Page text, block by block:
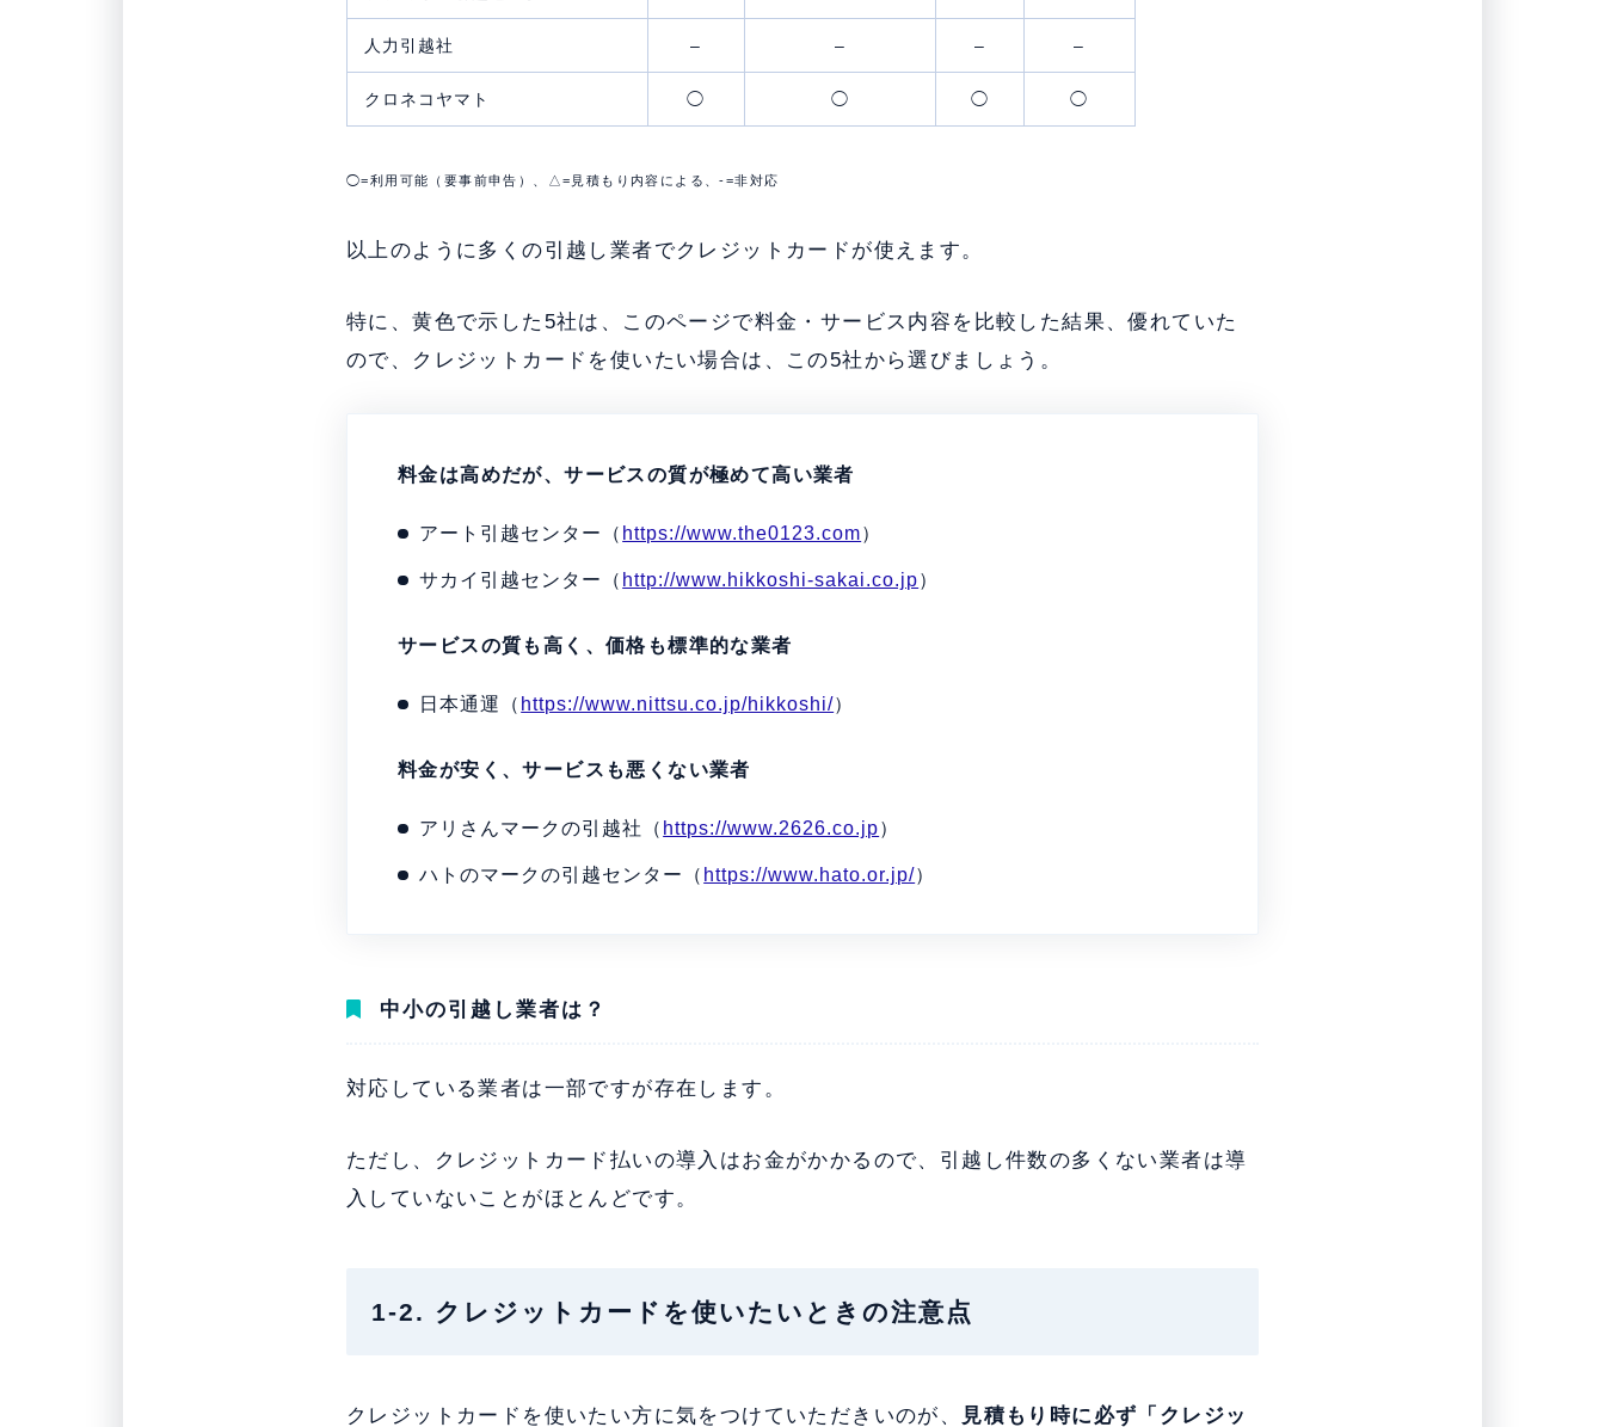
人力引越社 – – – –
クロネコヤマト ◯ ◯ ◯ ◯
◯=利用可能（要事前申告）、△=見積もり内容による、-=非対応
以上のように多くの引越し業者でクレジットカードが使えます。
特に、黄色で示した5社は、このページで料金・サービス内容を比較した結果、優れていた
ので、クレジットカードを使いたい場合は、この5社から選びましょう。
料金は高めだが、サービスの質が極めて高い業者
アート引越センター（ https://www.the0123.com）
サカイ引越センター（ http://www.hikkoshi-sakai.co.jp）
サービスの質も高く、価格も標準的な業者
日本通運（ https://www.nittsu.co.jp/hikkoshi/）
料金が安く、サービスも悪くない業者
アリさんマークの引越社（ https://www.2626.co.jp）
ハトのマークの引越センター（ https://www.hato.or.jp/）
中小の引越し業者は？
対応している業者は一部ですが存在します。
ただし、クレジットカード払いの導入はお金がかかるので、引越し件数の多くない業者は導
入していないことがほとんどです。
1-2. クレジットカードを使いたいときの注意点
クレジットカードを使いたい方に気をつけていただきいのが、 見積もり時に必ず「クレジッ